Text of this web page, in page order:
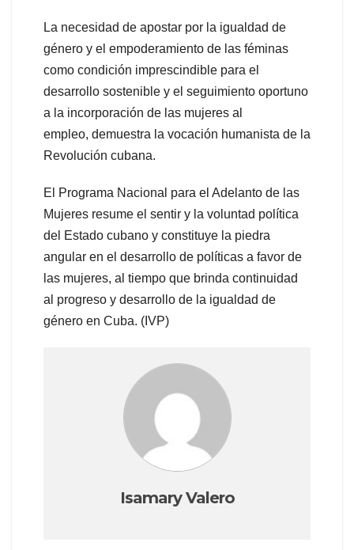
La necesidad de apostar por la igualdad de
género y el empoderamiento de las féminas
como condición imprescindible para el
desarrollo sostenible y el seguimiento oportuno
a la incorporación de las mujeres al
empleo, demuestra la vocación humanista de la
Revolución cubana.
El Programa Nacional para el Adelanto de las
Mujeres resume el sentir y la voluntad política
del Estado cubano y constituye la piedra
angular en el desarrollo de políticas a favor de
las mujeres, al tiempo que brinda continuidad
al progreso y desarrollo de la igualdad de
género en Cuba. (IVP)
Isamary Valero